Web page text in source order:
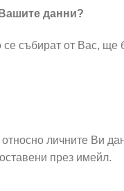
данни?
събират от Вас,
личните Ви
през имейл.